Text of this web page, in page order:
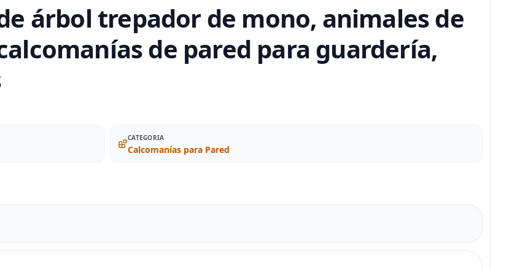
árbol trepador de mono, animales de
de pared para guardería,
CATEGORIA
Calcomanías para Pared